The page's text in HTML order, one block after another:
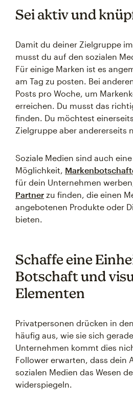
Sei aktiv und
Damit du deiner Zielgruppe
musst du auf den sozialen
Für einige Marken ist es
am Tag zu posten. Bei
Posts pro Woche, um
erreichen. Du musst das
finden. Du möchtest
Zielgruppe aber andererseits
Soziale Medien sind auch
Möglichkeit,
für dein Unternehmen
Partner zu finden, die einen
angebotenen Produkte oder
bieten.
Schaffe eine
Botschaft und
Elementen
Privatpersonen drücken in
häufig aus, wie sie sich
Unternehmen kommt dies
Follower erwarten, dass dein
sozialen Medien das Wesen
widerspiegeln.